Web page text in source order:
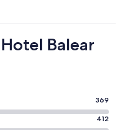
Balear
369
412